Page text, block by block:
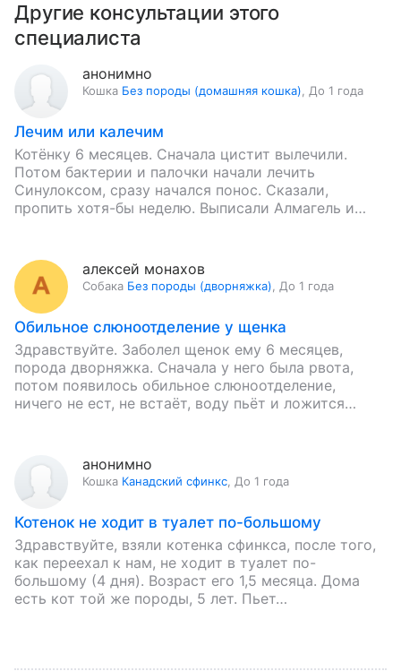
Другие консультации этого
специалиста
анонимно
Кошка Без породы (домашняя кошка) До 1 года
Лечим или калечим
Котёнку 6 месяцев. Сначала цистит вылечили.
Потом бактерии и палочки начали лечить
Синулоксом, сразу начался понос. Сказали,
пропить хотя-бы неделю. Выписали Алмагель и
алексей монахов
Собака Без породы (дворняжка) До 1 года
Обильное слюноотделение у щенка
Здравствуйте. Заболел щенок ему 6 месяцев,
порода дворняжка. Сначала у него была рвота,
потом появилось обильное слюноотделение,
ничего не ест, не встаёт, воду пьёт и ложится
анонимно
Кошка Канадский сфинкс До 1 года
Котенок не ходит в туалет по-большому
Здравствуйте, взяли котенка сфинкса, после того,
как переехал к нам, не ходит в туалет по-
большому (4 дня). Возраст его 1,5 месяца. Дома
есть кот той же породы, 5 лет. Пьет…